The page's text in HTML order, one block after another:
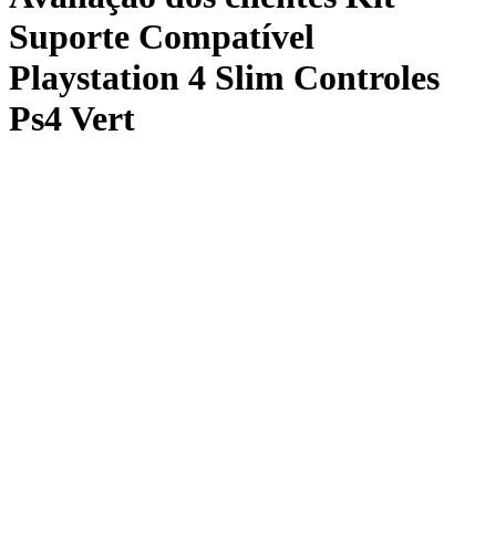
Suporte Compatível
Playstation 4 Slim Controles
Ps4 Vert